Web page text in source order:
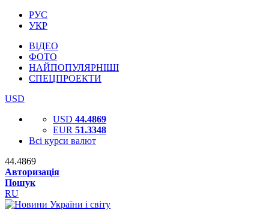
РУС
УКР
ВІДЕО
ФОТО
НАЙПОПУЛЯРНІШІ
СПЕЦПРОЕКТИ
USD
USD 44.4869
EUR 51.3348
Всі курси валют
44.4869
Авторизація
Пошук
RU